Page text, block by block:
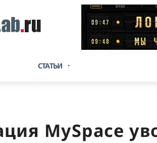
СТАТЬИ
MySpace